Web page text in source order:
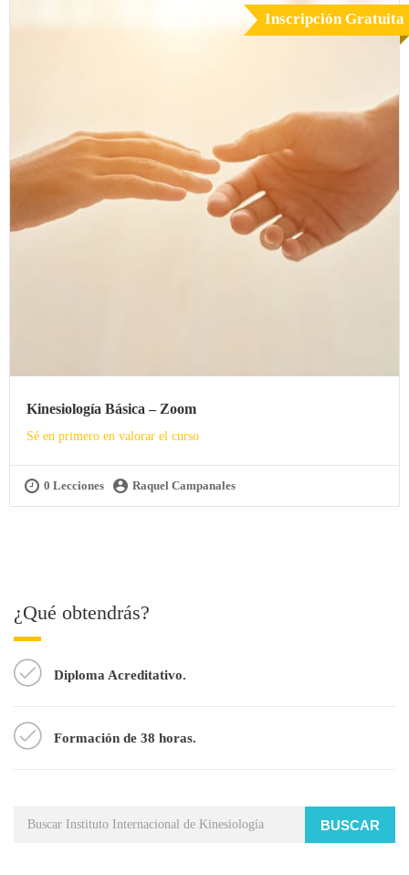
Inscripción Gratuita
Kinesiología Básica – Zoom
Sé en primero en valorar el curso
0 Lecciones Raquel Campanales
¿Qué obtendrás?
Diploma Acreditativo.
Formación de 38 horas.
BUSCAR